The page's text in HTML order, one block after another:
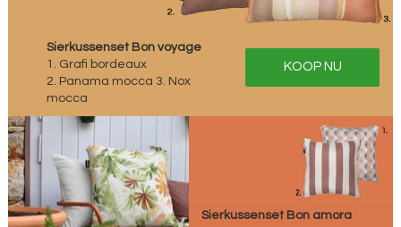
Sierkussenset Bon voyage
1. Grafi bordeaux
2. Panama mocca 3. Nox
mocca
KOOP NU
Sierkussenset Bon amora